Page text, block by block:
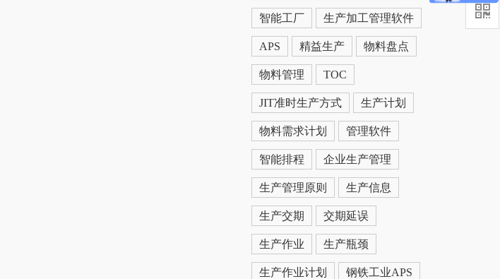
智能工厂 生产加工管理软件
APS 精益生产 物料盘点
物料管理 TOC
JIT准时生产方式 生产计划
物料需求计划 管理软件
智能排程 企业生产管理
生产管理原则 生产信息
生产交期 交期延误
生产作业 生产瓶颈
生产作业计划 钢铁工业APS